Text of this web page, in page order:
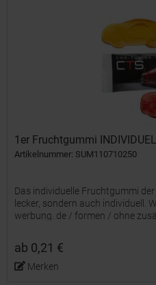
1er Fruchtgummi
Artikelnummer: SUM110710250
Das individuelle Fruchtgummi
lecker, sondern auch individuell.
werbung. de / formen / ohne
ab 0,21 €
Merken